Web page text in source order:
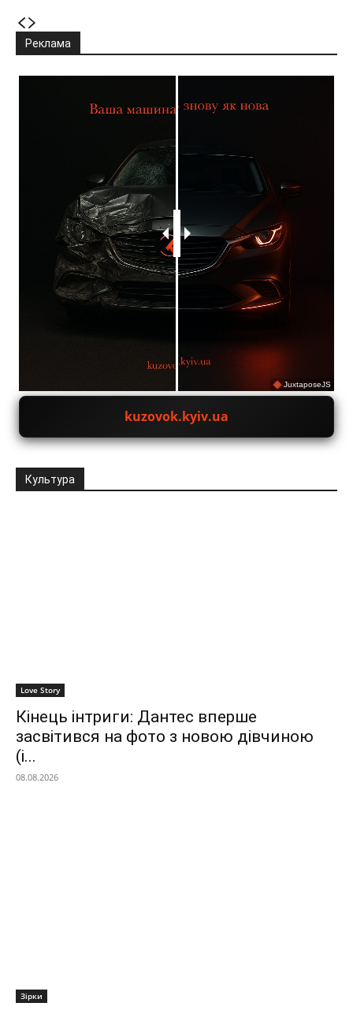
Реклама
JuxtaposeJS
kuzovok.kyiv.ua
Культура
Love Story
Кінець інтриги: Дантес вперше
засвітився на фото з новою дівчиною
(і...
08.08.2026
Зірки